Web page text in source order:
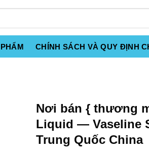
CHÍNH SÁCH VÀ QUY ĐỊNH
Nơi bán { thương
Liquid — Vaseline
Trung Quốc China